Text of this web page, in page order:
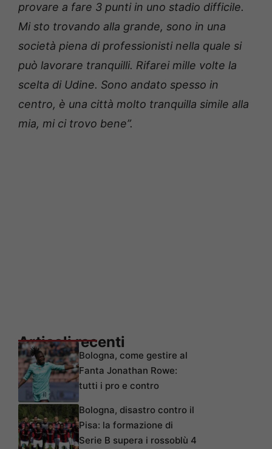
provare a fare 3 punti in uno stadio difficile.
Mi sto trovando alla grande, sono in una
società piena di professionisti nella quale si
può lavorare tranquilli. Rifarei mille volte la
scelta di Udine. Sono andato spesso in
centro, è una città molto tranquilla simile alla
mia, mi ci trovo bene”.
Articoli recenti
Bologna, come gestire al
Fanta Jonathan Rowe:
tutti i pro e contro
Bologna, disastro contro il
Pisa: la formazione di
Serie B supera i rossoblù 4